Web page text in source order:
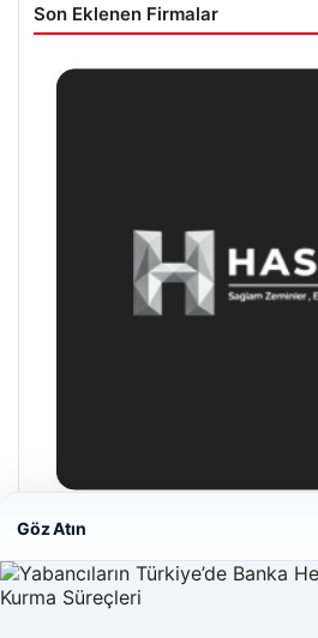
Son Eklenen Firmalar
Hastaş Beton
26/05/2026
Göz Atın